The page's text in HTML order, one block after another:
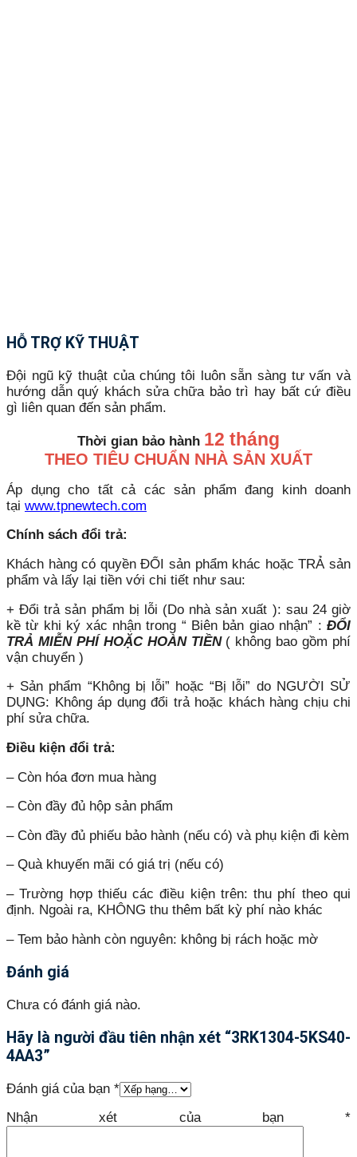
HỖ TRỢ KỸ THUẬT
Đội ngũ kỹ thuật của chúng tôi luôn sẵn sàng tư vấn và
hướng dẫn quý khách sửa chữa bảo trì hay bất cứ điều
gì liên quan đến sản phẩm.
Thời gian bảo hành 12 tháng
THEO TIÊU CHUẨN NHÀ SẢN XUẤT
Áp dụng cho tất cả các sản phẩm đang kinh doanh
tại www.tpnewtech.com
Chính sách đổi trả:
Khách hàng có quyền ĐỔI sản phẩm khác hoặc TRẢ sản
phẩm và lấy lại tiền với chi tiết như sau:
+ Đổi trả sản phẩm bị lỗi (Do nhà sản xuất ): sau 24 giờ
kề từ khi ký xác nhận trong “ Biên bản giao nhận” : ĐỔI
TRẢ MIỄN PHÍ HOẶC HOÀN TIỀN( không bao gồm phí
vận chuyển )
+ Sản phẩm “Không bị lỗi” hoặc “Bị lỗi” do NGƯỜI SỬ
DỤNG: Không áp dụng đổi trả hoặc khách hàng chịu chi
phí sửa chữa.
Điều kiện đổi trả:
– Còn hóa đơn mua hàng
– Còn đầy đủ hộp sản phẩm
– Còn đầy đủ phiếu bảo hành (nếu có) và phụ kiện đi kèm
– Quà khuyến mãi có giá trị (nếu có)
– Trường hợp thiếu các điều kiện trên: thu phí theo qui
định. Ngoài ra, KHÔNG thu thêm bất kỳ phí nào khác
– Tem bảo hành còn nguyên: không bị rách hoặc mờ
Đánh giá
Chưa có đánh giá nào.
Hãy là người đầu tiên nhận xét “3RK1304-5KS40-
4AA3”
Đánh giá của bạn *
Nhận xét của bạn *